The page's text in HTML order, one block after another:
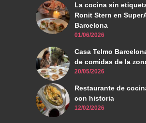
La cocina sin
Ronit Stern en
Barcelona
01/06/2026
Casa Telmo
de comidas de la
20/05/2026
Restaurante de
con historia
12/02/2026